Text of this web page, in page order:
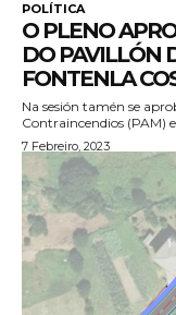
POLÍTICA
O PLENO
DO PAVILLÓN
FONTENLA
Na sesión tamén se
Contraincendios (PAM)
7 Febreiro, 2023